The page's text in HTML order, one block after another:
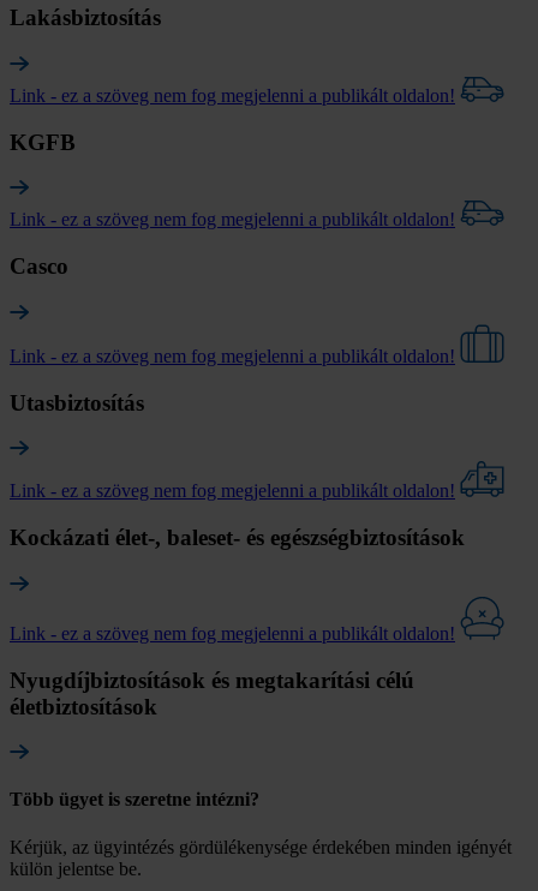
Lakásbiztosítás
Link - ez a szöveg nem fog megjelenni a publikált oldalon!
KGFB
Link - ez a szöveg nem fog megjelenni a publikált oldalon!
Casco
Link - ez a szöveg nem fog megjelenni a publikált oldalon!
Utasbiztosítás
Link - ez a szöveg nem fog megjelenni a publikált oldalon!
Kockázati élet-, baleset- és egészségbiztosítások
Link - ez a szöveg nem fog megjelenni a publikált oldalon!
Nyugdíjbiztosítások és megtakarítási célú
életbiztosítások
Több ügyet is szeretne intézni?
Kérjük, az ügyintézés gördülékenysége érdekében minden igényét
külön jelentse be.